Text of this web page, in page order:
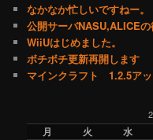
なかなか忙しいですねー。
公開サーバNASU,ALICEの
WiiUはじめました。
ボチボチ更新再開します
マインクラフト 1.2.5アッ
月 火 水